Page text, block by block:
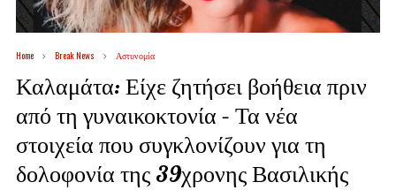
Home Break News Αστυνομία
Καλαμάτα: Είχε ζητήσει βοήθεια πριν
από τη γυναικοκτονία – Τα νέα
στοιχεία που συγκλονίζουν για τη
δολοφονία της 39χρονης Βασιλικής